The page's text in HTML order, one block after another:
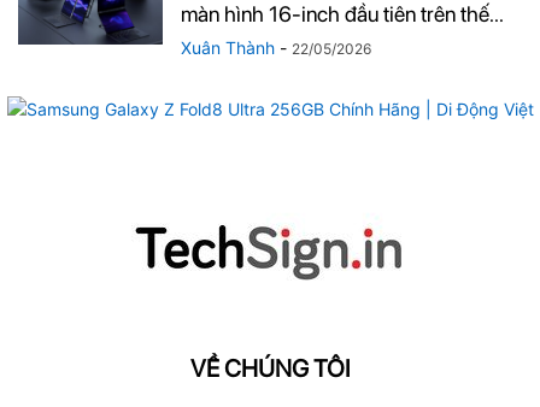
màn hình 16-inch đầu tiên trên thế...
Xuân Thành - 22/05/2026
VỀ CHÚNG TÔI